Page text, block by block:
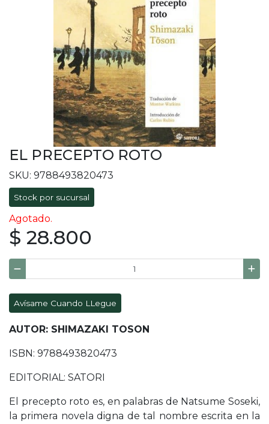
EL PRECEPTO ROTO
SKU: 9788493820473
Stock por sucursal
Agotado.
$ 28.800
Avísame Cuando LLegue
AUTOR: SHIMAZAKI TOSON
ISBN: 9788493820473
EDITORIAL: SATORI
El precepto roto es, en palabras de Natsume Soseki,
la primera novela digna de tal nombre escrita en la